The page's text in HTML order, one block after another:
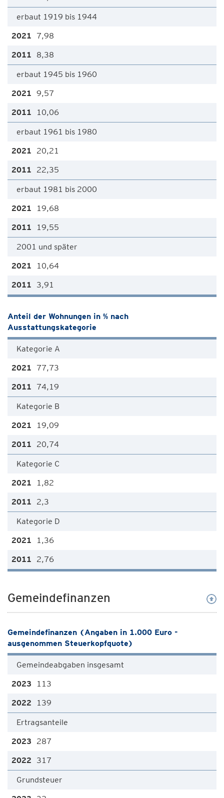
erbaut 1919 bis 1944
7,98
8,38
erbaut 1945 bis 1960
9,57
10,06
erbaut 1961 bis 1980
20,21
22,35
erbaut 1981 bis 2000
19,68
19,55
2001 und später
10,64
3,91
Anteil der Wohnungen in % nach
Ausstattungskategorie
Kategorie A
77,73
74,19
Kategorie B
19,09
20,74
Kategorie C
1,82
2,3
Kategorie D
1,36
2,76
Gemeindefinanzen
Gemeindefinanzen (Angaben in 1.000 Euro -
ausgenommen Steuerkopfquote)
Gemeindeabgaben insgesamt
113
139
Ertragsanteile
287
317
Grundsteuer